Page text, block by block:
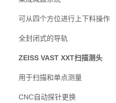
可从四个方位进行上下料操作
全封闭式的导轨
ZEISS VAST XXT扫描测头
用于扫描和单点测量
CNC自动探针更换